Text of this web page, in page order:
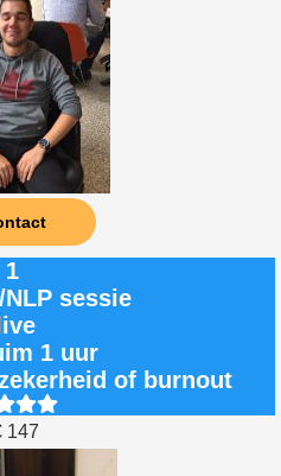
1
sessie
live
1 uur
of burnout
147